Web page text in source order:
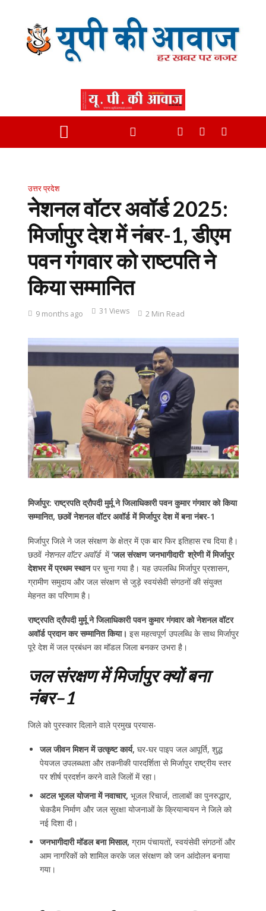
उत्तर प्रदेश
नेशनल वॉटर अवॉर्ड 2025:
मिर्जापुर देश में नंबर-1, डीएम
पवन गंगवार को राष्टपति ने
किया सम्मानित
9 months ago 31 Views 2 Min Read
मिर्जापुर: राष्ट्रपति द्रौपदी मुर्मू ने जिलाधिकारी पवन कुमार गंगवार को किया
सम्मानित, छठवें नेशनल वॉटर अवॉर्ड में मिर्जापुर देश में बना नंबर-1
मिर्जापुर जिले ने जल संरक्षण के क्षेत्र में एक बार फिर इतिहास रच दिया है।
छठवें नेशनल वॉटर अवॉर्डमें‘जल संरक्षण जनभागीदारी’ श्रेणी में मिर्जापुर
देशभर में प्रथम स्थानपर चुना गया है। यह उपलब्धि मिर्जापुर प्रशासन,
ग्रामीण समुदाय और जल संरक्षण से जुड़े स्वयंसेवी संगठनों की संयुक्त
मेहनत का परिणाम है।
राष्ट्रपति द्रौपदी मुर्मू ने जिलाधिकारी पवन कुमार गंगवार को नेशनल वॉटर
अवॉर्ड प्रदान कर सम्मानित किया। इस महत्वपूर्ण उपलब्धि के साथ मिर्जापुर
पूरे देश में जल प्रबंधन का मॉडल जिला बनकर उभरा है।
जल संरक्षण में मिर्जापुर क्यों बना
नंबर–1
जिले को पुरस्कार दिलाने वाले प्रमुख प्रयास-
जल जीवन मिशन में उत्कृष्ट कार्य, घर-घर पाइप जल आपूर्ति, शुद्ध
पेयजल उपलब्धता और तकनीकी पारदर्शिता से मिर्जापुर राष्ट्रीय स्तर
पर शीर्ष प्रदर्शन करने वाले जिलों में रहा।
अटल भूजल योजना में नवाचार, भूजल रिचार्ज, तालाबों का पुनरुद्धार,
चेकडैम निर्माण और जल सुरक्षा योजनाओं के क्रियान्वयन ने जिले को
नई दिशा दी।
जनभागीदारी मॉडल बना मिसाल, ग्राम पंचायतों, स्वयंसेवी संगठनों और
आम नागरिकों को शामिल करके जल संरक्षण को जन आंदोलन बनाया
गया।